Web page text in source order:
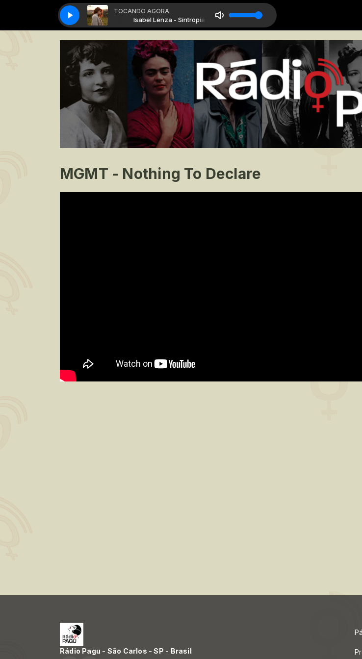
TOCANDO AGORA
Isabel Lenza - Sintropia Isabel Lenza - Sintropia
MGMT - Nothing To Declare
Rádio Pagu - São Carlos - SP - Brasil